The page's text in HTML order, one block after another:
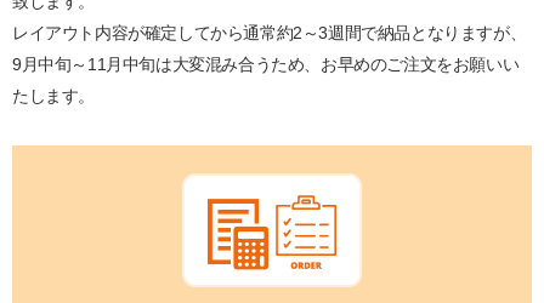
レイアウト内容が確定してから通常約2～3週間で納品となりますが、
9月中旬～11月中旬は大変混み合うため、お早めのご注文をお願いい
たします。